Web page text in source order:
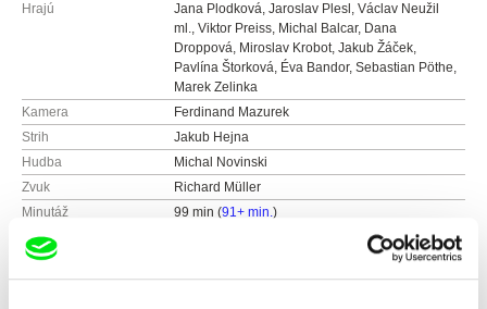
Hrajú
Jana Plodková, Jaroslav Plesl, Václav Neužil
ml., Viktor Preiss, Michal Balcar, Dana
Droppová, Miroslav Krobot, Jakub Žáček,
Pavlína Štorková, Éva Bandor, Sebastian Pöthe,
Marek Zelinka
Kamera
Ferdinand Mazurek
Strih
Jakub Hejna
Hudba
Michal Novinski
Zvuk
Richard Müller
Minutáž
99 min (91+ min.)
Rok výroby
Krajina pôvodu